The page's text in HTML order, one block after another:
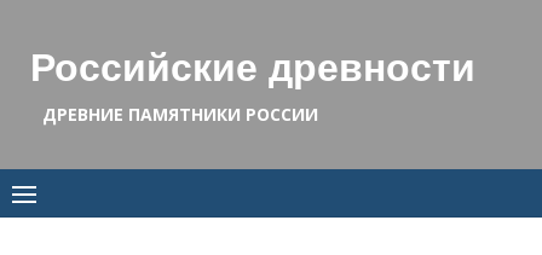
contentРоссийские древности
ДРЕВНИЕ ПАМЯТНИКИ РОССИИ